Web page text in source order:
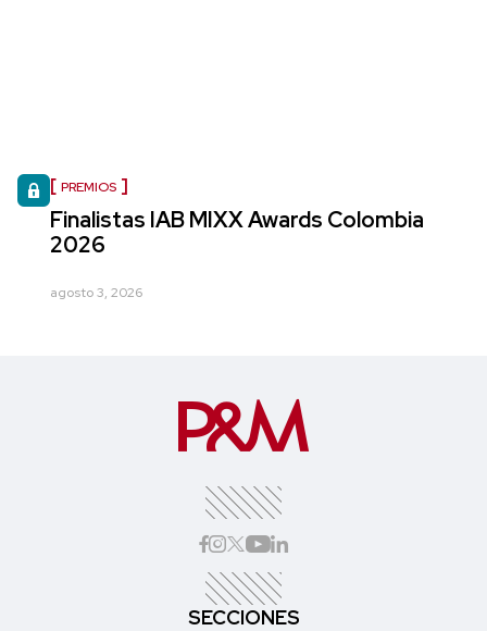
PREMIOS
Finalistas IAB MIXX Awards Colombia
2026
agosto 3, 2026
SECCIONES